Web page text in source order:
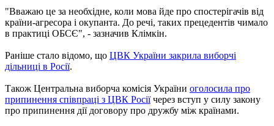
"Вважаю це за необхідне, коли мова йде про спостерігачів від
країни-агресора і окупанта. До речі, таких прецедентів чимало
в практиці ОБСЄ", - зазначив Клімкін.
Раніше стало відомо, що ЦВК України закрила виборчі
дільниці в Росії.
Також Центральна виборча комісія України оголосила про
припинення співпраці з ЦВК Росіїчерез вступ у силу закону
про припинення дії договору про дружбу між країнами.